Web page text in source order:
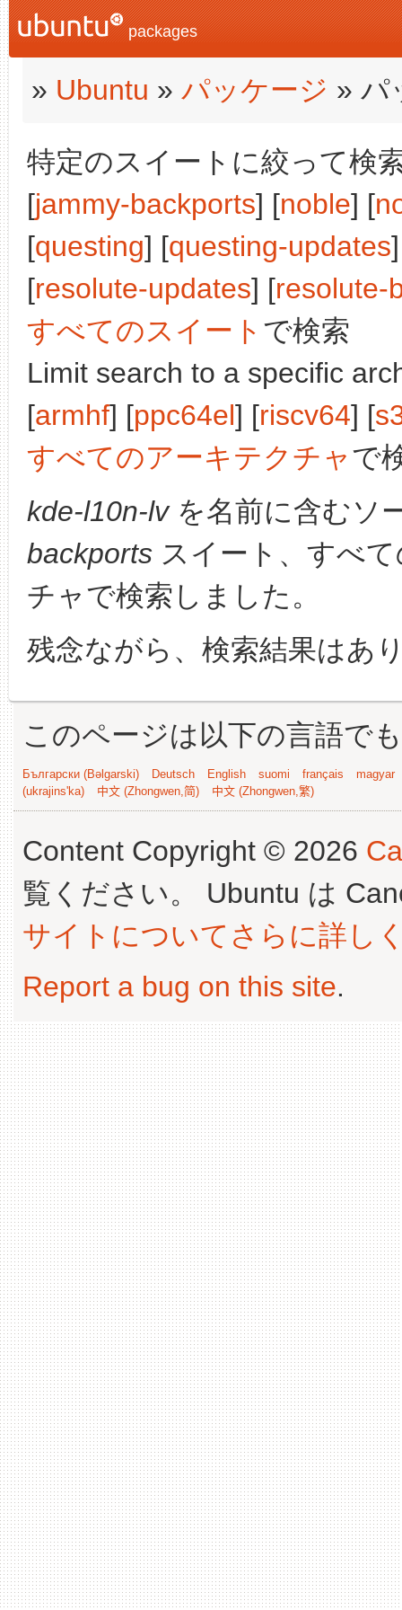
packages
» Ubuntu » パッケージ » パ
特定のスイートに絞って検
[jammy-backports] [noble] [
[questing] [questing-updates
[resolute-updates] [resolute-
すべてのスイート で検索
Limit search to a specific
[armhf] [ppc64el] [riscv64] [
すべてのアーキテクチャで
kde-l10n-lvを名前に含むソ
backports スイート、すべ
チャで検索しました。
残念ながら、検索結果はあ
このページは以下の言語で
Български (Bəlgarski) Deutsch English suomi français
magyar
(ukrajins'ka)
中文 (Zhongwen,简) 中文 (Zhongwen,繁)
Content Copyright © 2026
覧ください。 Ubuntu は
サイトについてさらに詳し
Report a bug on this site.